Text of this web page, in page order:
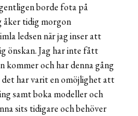
borde fota på
åker tidig morgon
ledsen när jag inser att
önskan. Jag har inte fått
kommer och har denna gång
har varit en omöjlighet att
samt boka modeller och
sits tidigare och behöver